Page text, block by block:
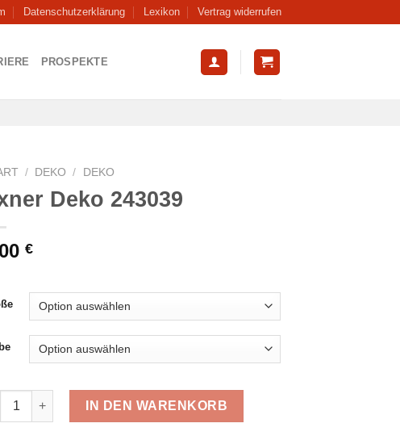
Datenschutzerklärung Lexikon Vertrag widerrufen
PROSPEKTE
/ DEKO / DEKO
Deko 243039
€
Deko 243039 Menge
IN DEN WARENKORB